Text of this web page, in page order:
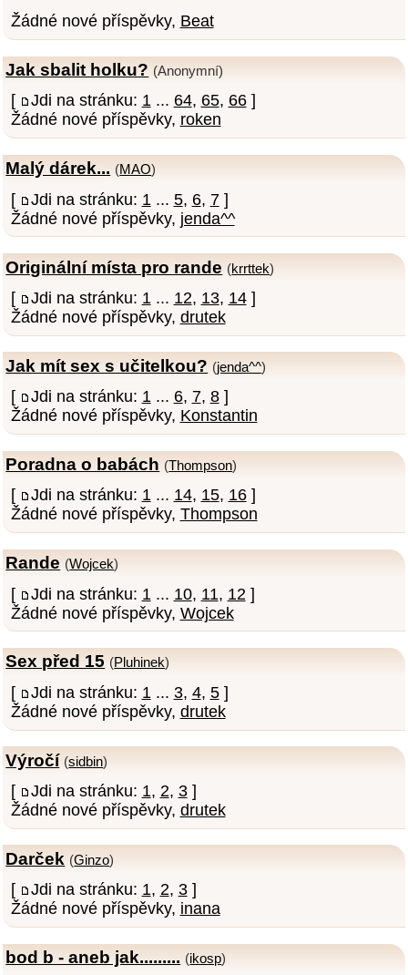
Žádné nové příspěvky, Beat
Jak sbalit holku? (Anonymní)
[ Jdi na stránku: 1... 64, 65, 66]
Žádné nové příspěvky, roken
Malý dárek... (MAO)
[ Jdi na stránku: 1 ... 5, 6, 7]
Žádné nové příspěvky, jenda^^
Originální místa pro rande (krrttek)
[ Jdi na stránku: 1 ... 12, 13, 14]
Žádné nové příspěvky, drutek
Jak mít sex s učitelkou? (jenda^^)
[ Jdi na stránku: 1... 6, 7, 8]
Žádné nové příspěvky, Konstantin
Poradna o babách (Thompson)
[ Jdi na stránku: 1... 14, 15, 16]
Žádné nové příspěvky, Thompson
Rande (Wojcek)
[ Jdi na stránku: 1 ... 10, 11, 12 ]
Žádné nové příspěvky, Wojcek
Sex před 15 (Pluhinek)
[ Jdi na stránku: 1 ... 3, 4, 5]
Žádné nové příspěvky, drutek
Výročí (sidbin)
[ Jdi na stránku: 1, 2, 3]
Žádné nové příspěvky, drutek
Darček (Ginzo)
[ Jdi na stránku: 1, 2, 3]
Žádné nové příspěvky, inana
bod b - aneb jak......... (ikosp)